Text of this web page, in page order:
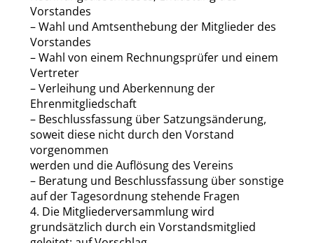
Vorstandes
– Wahl und Amtsenthebung der Mitglieder des
Vorstandes
– Wahl von einem Rechnungsprüfer und einem
Vertreter
– Verleihung und Aberkennung der
Ehrenmitgliedschaft
– Beschlussfassung über Satzungsänderung,
soweit diese nicht durch den Vorstand
vorgenommen
werden und die Auflösung des Vereins
– Beratung und Beschlussfassung über sonstige
auf der Tagesordnung stehende Fragen
4. Die Mitgliederversammlung wird
grundsätzlich durch ein Vorstandsmitglied